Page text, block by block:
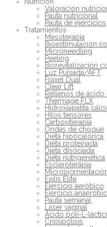
Valoración
Pauta nutricional
Pauta de ejercicios
Tratamientos
Mesoterapia
Bioestimulación
Microneedling
Peeling
Biorevitalización
Luz Pulsada/AFT
Fraxel Dual
Clear Lift
Rellenos de ácido
Thermage FLX
Hidroxiapatita
Hilos tensores
Carboxiterapia
Ondas de choque
Dieta hipocalórica
Dieta proteinada
Dieta disociada
Dieta nutrigenética
Escleroterapia
Exilis Elite
Ejercicio aeróbico
Ejercicio
Pauta semanal
Láser vaginal
Ácido poli-L-
Criolipólisis